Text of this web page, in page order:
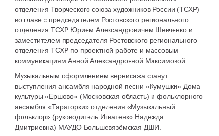
отделения Творческого союза художников России (ТСХР)
во главе с председателем Ростовского регионального
отделения ТСХР Юрием Александровичем Шевченко и
заместителем председателя Ростовского регионального
отделения ТСХР по проектной работе и массовым
коммуникациям Анной Александровной Максимовой.
Музыкальным оформлением вернисажа станут
выступления ансамбля народной песни «Кумушки» Дома
культуры «Ершово» (Московская область) и фольклорного
ансамбля «Тараторки» отделения «Музыкальный
фольклор» (руководитель Игнатенко Надежда
Дмитриевна) МАУДО Большевязёмская ДШИ.